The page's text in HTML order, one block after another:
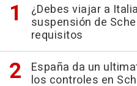
¿Debes viajar a
suspensión de
requisitos
España da un
los controles en